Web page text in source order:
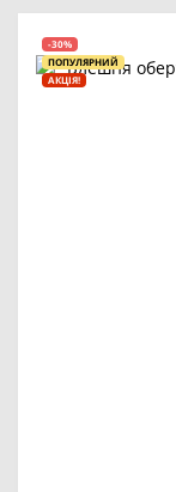
-30%
ПОПУЛЯРНИЙ
АКЦІЯ!